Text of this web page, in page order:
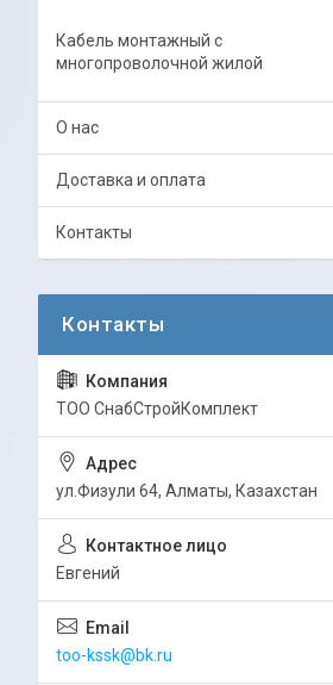
Кабель монтажный с
многопроволочной жилой
О нас
Доставка и оплата
Контакты
ТОО СнабСтройКомплект
ул.Физули 64, Алматы, Казахстан
Евгений
too-kssk@bk.ru